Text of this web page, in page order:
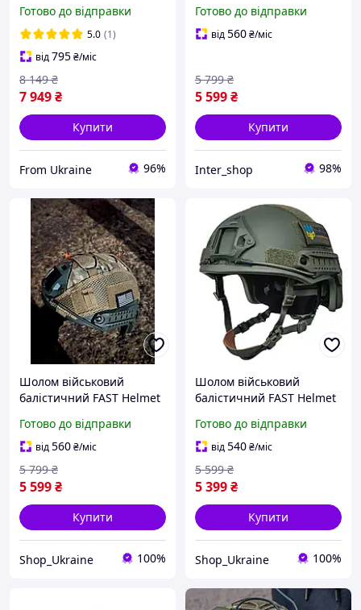
тактичні активні
навушники Walkers койот
+ кавер
Готово до відправки
5.0 (1)
від795₴/міс
7 949₴
8 149 ₴
Купити
From Ukraine 96%
захисна каска
куленепробивна олива
Готово до відправки
від560₴/міс
5 599₴
5 799 ₴
Купити
Inter_shop 98%
Шолом військовий
балістичний FAST Helmet
куленепробивна олива
Готово до відправки
від560₴/міс
5 599₴
5 799 ₴
Купити
Shop_Ukraine 100%
Шолом військовий
балістичний FAST Helmet
захисна каска
куленепробивна олива
Готово до відправки
від540₴/міс
5 399₴
5 599 ₴
Купити
Shop_Ukraine 100%